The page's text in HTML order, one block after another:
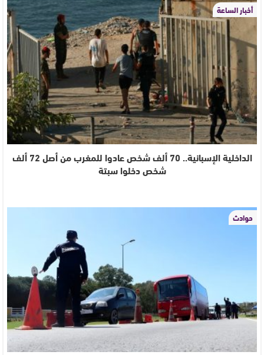
أخبار الساعة
الداخلية الإسبانية.. 70 ألف شخص عادوا للمغرب من أصل 72 ألف
شخص دخلوا سبتة
حوادث